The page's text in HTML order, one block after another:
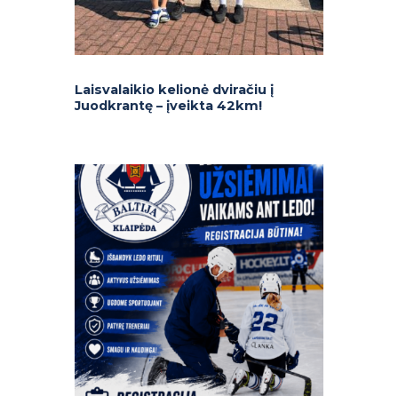
Laisvalaikio kelionė dviračiu į
Juodkrantę – įveikta 42km!